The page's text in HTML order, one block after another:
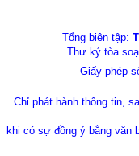
Tổng biên tập:
Thư ký tòa
Giấy phép
Chỉ phát hành thông tin,
khi có sự đồng ý bằng văn